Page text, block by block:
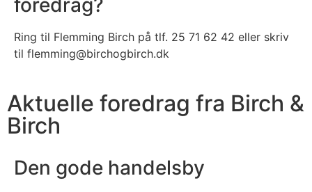
foredrag?
Ring til Flemming Birch på tlf. 25 71 62 42 eller skriv
til flemming@birchogbirch.dk
Aktuelle foredrag fra Birch &
Birch
Den gode handelsby